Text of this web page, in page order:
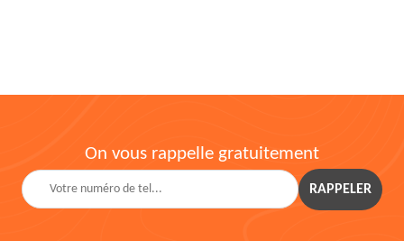
On vous rappelle gratuitement